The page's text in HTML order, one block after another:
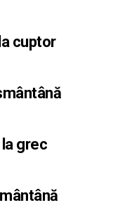
cuptor
grec